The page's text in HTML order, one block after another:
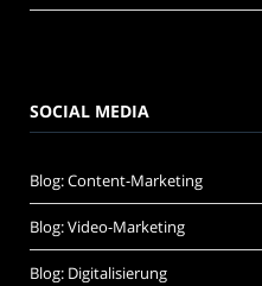
SOCIAL MEDIA
Blog: Content-Marketing
Blog: Video-Marketing
Blog: Digitalisierung